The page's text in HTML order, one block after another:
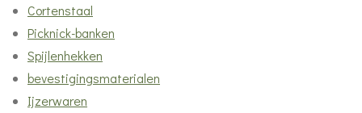
Cortenstaal
Picknick-banken
Spijlenhekken
bevestigingsmaterialen
Ijzerwaren